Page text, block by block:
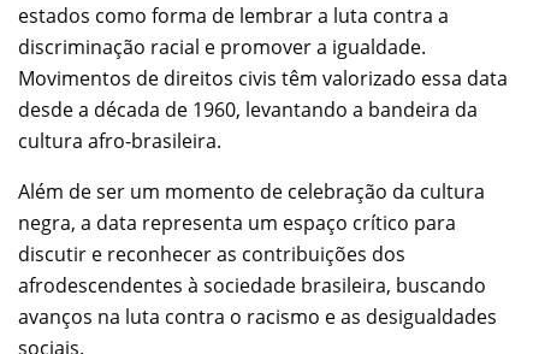
estados como forma de lembrar a luta contra a
discriminação racial e promover a igualdade.
Movimentos de direitos civis têm valorizado essa data
desde a década de 1960, levantando a bandeira da
cultura afro-brasileira.
Além de ser um momento de celebração da cultura
negra, a data representa um espaço crítico para
discutir e reconhecer as contribuições dos
afrodescendentes à sociedade brasileira, buscando
avanços na luta contra o racismo e as desigualdades
sociais.